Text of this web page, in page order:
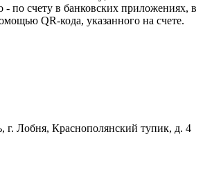
- по счету в банковских приложениях, в
QR-кода, указанного на счете.
г. Лобня, Краснополянский тупик, д. 4